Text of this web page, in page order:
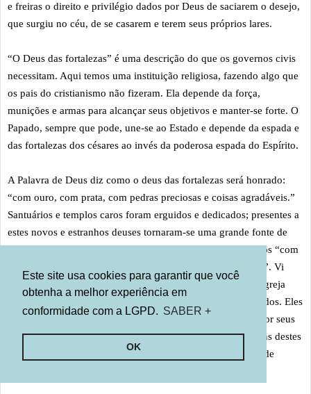
Este site usa cookies para garantir que você
obtenha a melhor experiência em
conformidade com a LGPD. SABER +
OK
e freiras o direito e privilégio dados por Deus de saciarem o desejo,
que surgiu no céu, de se casarem e terem seus próprios lares.
“O Deus das fortalezas” é uma descrição do que os governos civis
necessitam. Aqui temos uma instituição religiosa, fazendo algo que
os pais do cristianismo não fizeram. Ela depende da força,
munições e armas para alcançar seus objetivos e manter-se forte. O
Papado, sempre que pode, une-se ao Estado e depende da espada e
das fortalezas dos césares ao invés da poderosa espada do Espírito.
A Palavra de Deus diz como o deus das fortalezas será honrado:
“com ouro, com prata, com pedras preciosas e coisas agradáveis.”
Santuários e templos caros foram erguidos e dedicados; presentes a
estes novos e estranhos deuses tornaram-se uma grande fonte de
renda para a igreja. Estes deuses eram, e ainda são, honrados “com
ouro, com prata, com pedras preciosas e cousas agradáveis”. Vi
pobres na América do Sul pagarem mais do que podiam à igreja
para terem suas consciências limpas e seus pecados perdoados. Eles
dão aos padres grande parte de seu salário para que orem por seus
queridos já mortos que estão no purgatório. Enquanto alguns destes
pobres passam fome, eles estão patrocinando a construção de